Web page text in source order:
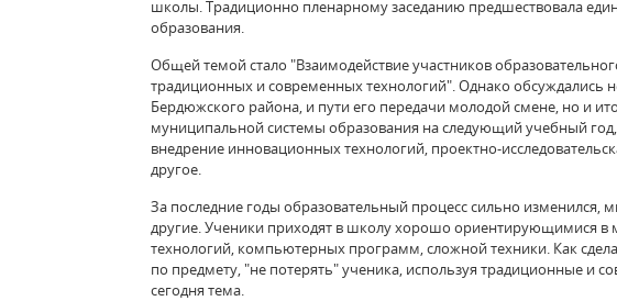
школы. Традиционно пленарному заседанию предшествовала
образования.
Общей темой стало "Взаимодействие участников
традиционных и современных технологий". Однако обсуждались
Бердюжского района, и пути его передачи молодой смене, но и
муниципальной системы образования на следующий учебный
внедрение инновационных технологий, проектно-
другое.
За последние годы образовательный процесс сильно изменился,
другие. Ученики приходят в школу хорошо ориентирующимися
технологий, компьютерных программ, сложной техники. Как
по предмету, "не потерять" ученика, используя традиционные и
сегодня тема.